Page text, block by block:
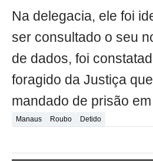
Na delegacia, ele foi
ser consultado o seu
de dados, foi
foragido da Justiça
mandado de prisão
Manaus Roubo Detido